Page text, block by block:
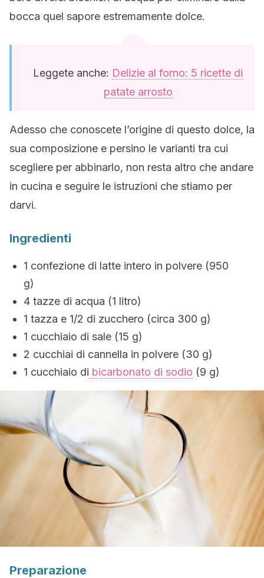
bocca quel sapore estremamente dolce.
Leggete anche: Delizie al forno: 5 ricette di
patate arrosto
Adesso che conoscete l’origine di questo dolce, la
sua composizione e persino le varianti tra cui
scegliere per abbinarlo, non resta altro che andare
in cucina e seguire le istruzioni che stiamo per
darvi.
Ingredienti
1 confezione di latte intero in polvere (950
g)
4 tazze di acqua (1 litro)
1 tazza e 1/2 di zucchero (circa 300 g)
1 cucchiaio di sale (15 g)
2 cucchiai di cannella in polvere (30 g)
1 cucchiaio di bicarbonato di sodio (9 g)
Preparazione